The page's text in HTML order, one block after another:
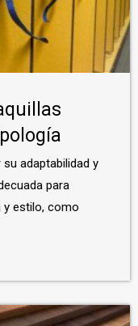
adaptabilidad y
para
y estilo, como